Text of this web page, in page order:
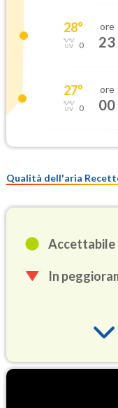
28°
0
ore
23
27°
0
ore
00
Qualità dell'aria
Accettabile
In